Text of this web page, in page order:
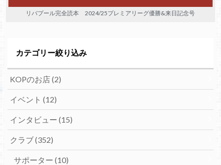
リバプール完全読本 2024/25プレミアリーグ優勝&来日記念号
カテゴリー絞り込み
KOPのお店(2)
イベント (12)
インタビュー (15)
クラブ(352)
サポーター (10)